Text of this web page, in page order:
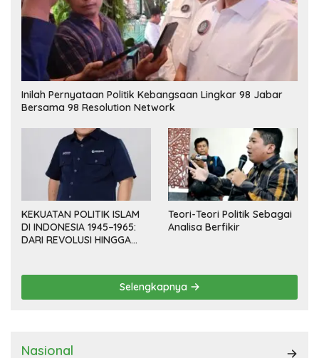
Inilah Pernyataan Politik Kebangsaan Lingkar 98 Jabar
Bersama 98 Resolution Network
KEKUATAN POLITIK ISLAM
DI INDONESIA 1945–1965:
DARI REVOLUSI HINGGA
Teori-Teori Politik Sebagai
Analisa Berfikir
Selengkapnya
Nasional